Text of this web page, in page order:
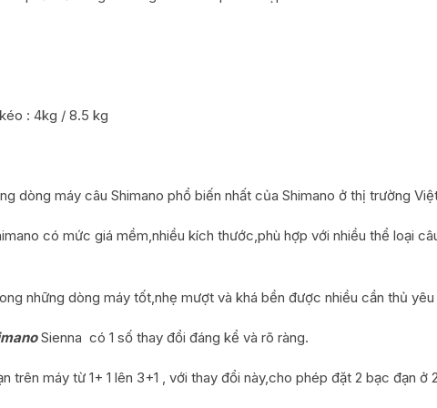
: 4kg / 8.5 kg
dòng máy câu Shimano phổ biến nhất của Shimano ở thị trường
có mức giá mềm,nhiều kích thước,phù hợp với nhiều thể loại
những dòng máy tốt,nhẹ mượt và khá bền được nhiều cần thủ yêu
Sienna có 1 số thay đổi đáng kể và rõ ràng.
trên máy từ 1+ 1 lên 3+1 , với thay đổi này,cho phép đặt 2 bạc đạn